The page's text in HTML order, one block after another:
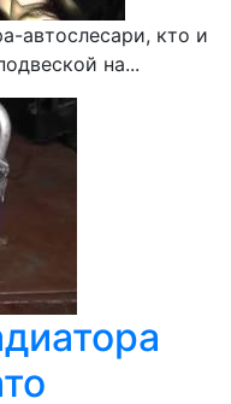
автослесари, кто и
на...